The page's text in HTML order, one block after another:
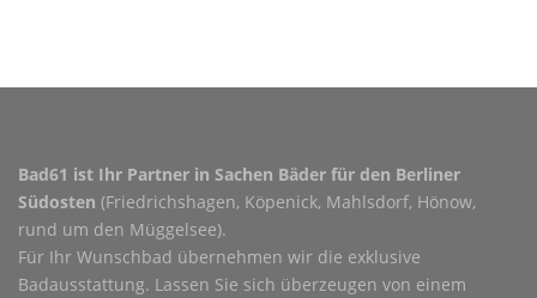
Bad61 ist Ihr Partner in Sachen Bäder für den Berliner
Südosten (Friedrichshagen, Köpenick, Mahlsdorf, Hönow,
rund um den Müggelsee).
Für Ihr Wunschbad übernehmen wir die exklusive
Badausstattung. Lassen Sie sich überzeugen von einem